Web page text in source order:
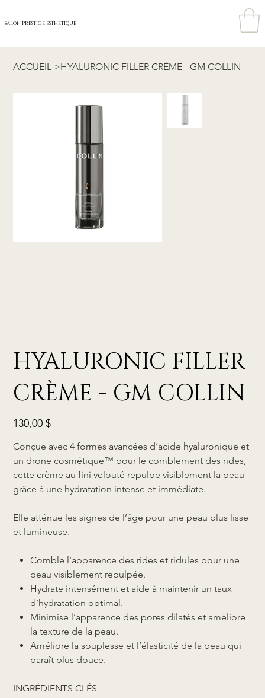
SALON PRESTIGE ESTHÉTIQUE
ACCUEIL >HYALURONIC FILLER CRÈME - GM COLLIN
HYALURONIC FILLER
CRÈME - GM COLLIN
Prix
130,00 $
Conçue avec 4 formes avancées d’acide hyaluronique et
un drone cosmétique™ pour le comblement des rides,
cette crème au fini velouté repulpe visiblement la peau
grâce à une hydratation intense et immédiate.
Elle atténue les signes de l’âge pour une peau plus lisse
et lumineuse.
Comble l’apparence des rides et ridules pour une
peau visiblement repulpée.
Hydrate intensément et aide à maintenir un taux
d’hydratation optimal.
Minimise l’apparence des pores dilatés et améliore
la texture de la peau.
Améliore la souplesse et l’élasticité de la peau qui
paraît plus douce.
INGRÉDIENTS CLÉS